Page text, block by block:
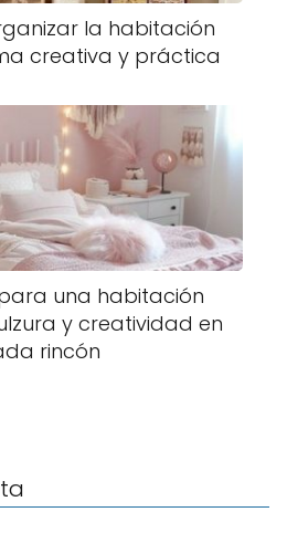
la habitación
creativa y práctica
una habitación
y creatividad en
rincón